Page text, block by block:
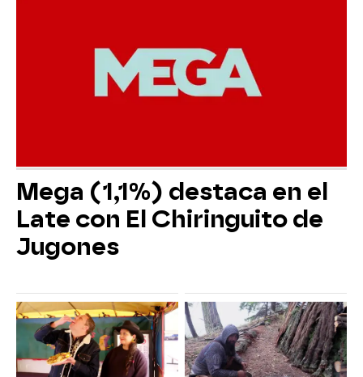
Mega (1,1%) destaca en el
Late con El Chiringuito de
Jugones